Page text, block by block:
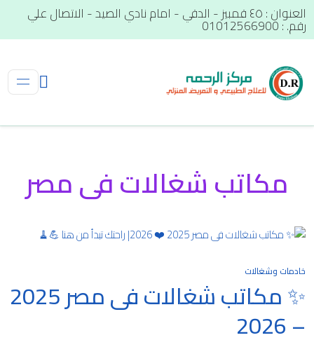
العنوان : ٤٥ قمبيز - الدقي - امام نادي الصيد - الاتصال علي
رقم. : 01012566900
مكاتب شغالات فى مصر
خادمات وشغالات
✨ مكاتب شغالات فى مصر 2025
– 2026